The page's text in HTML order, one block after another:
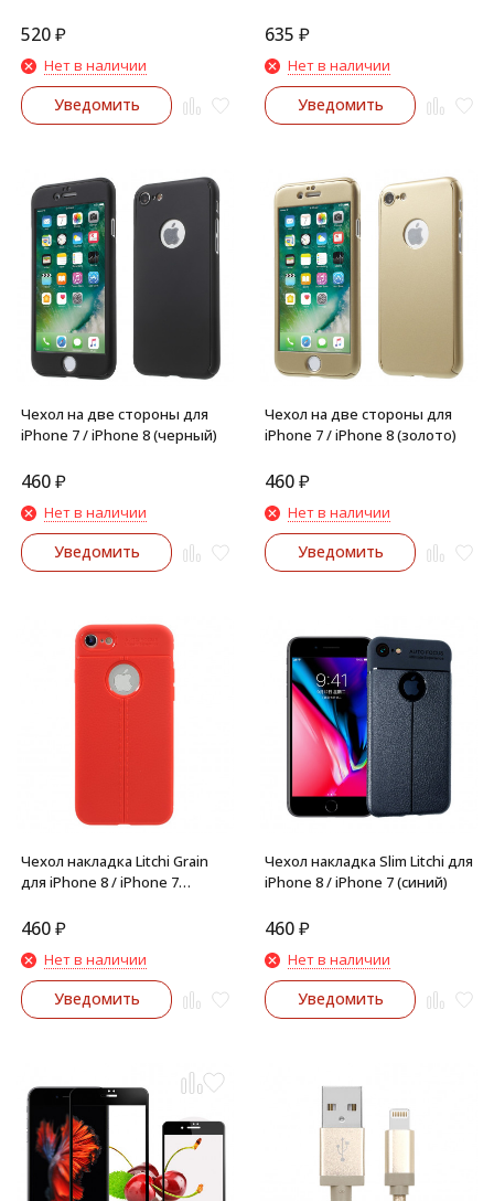
520₽
Нет в наличии
Уведомить
635 ₽
Нет в наличии
Уведомить
Чехол на две стороны для
iPhone 7 / iPhone 8 (черный)
460₽
Нет в наличии
Уведомить
Чехол на две стороны для
iPhone 7 / iPhone 8 (золото)
460₽
Нет в наличии
Уведомить
Чехол накладка Litchi Grain
для iPhone 8 / iPhone 7
460₽
Нет в наличии
Уведомить
Чехол накладка Slim Litchi для
iPhone 8 / iPhone 7 (синий)
460₽
Нет в наличии
Уведомить